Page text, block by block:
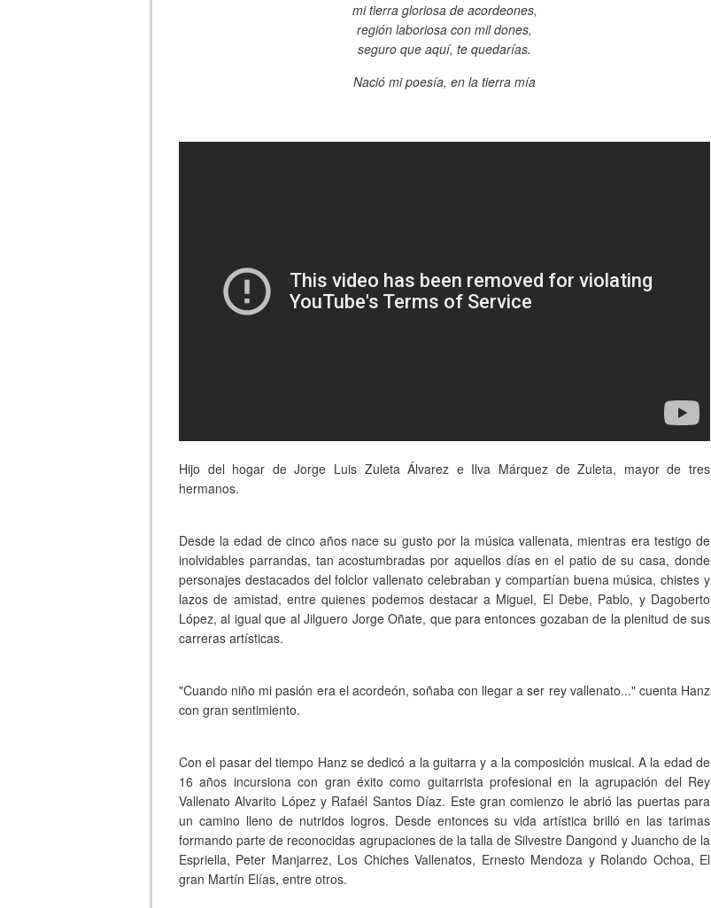
mi tierra gloriosa de acordeones,
región laboriosa con mil dones,
seguro que aquí, te quedarías.
Nació mi poesía, en la tierra mía
Hijo del hogar de Jorge Luis Zuleta Álvarez e Ilva Márquez de Zuleta, mayor de tres
hermanos.
Desde la edad de cinco años nace su gusto por la música vallenata, mientras era testigo de
inolvidables parrandas, tan acostumbradas por aquellos días en el patio de su casa, donde
personajes destacados del folclor vallenato celebraban y compartían buena música, chistes y
lazos de amistad, entre quienes podemos destacar a Miguel, El Debe, Pablo, y Dagoberto
López, al igual que al Jilguero Jorge Oñate, que para entonces gozaban de la plenitud de sus
carreras artísticas.
"Cuando niño mi pasión era el acordeón, soñaba con llegar a ser rey vallenato..." cuenta Hanz
con gran sentimiento.
Con el pasar del tiempo Hanz se dedicó a la guitarra y a la composición musical. A la edad de
16 años incursiona con gran éxito como guitarrista profesional en la agrupación del Rey
Vallenato Alvarito López y Rafaél Santos Díaz. Este gran comienzo le abrió las puertas para
un camino lleno de nutridos logros. Desde entonces su vida artística brilló en las tarimas
formando parte de reconocidas agrupaciones de la talla de Silvestre Dangond y Juancho de la
Espriella, Peter Manjarrez, Los Chiches Vallenatos, Ernesto Mendoza y Rolando Ochoa, El
gran Martín Elías, entre otros.